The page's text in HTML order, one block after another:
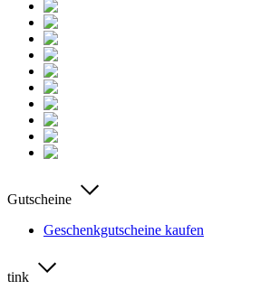
Gutscheine
Geschenkgutscheine kaufen
tink